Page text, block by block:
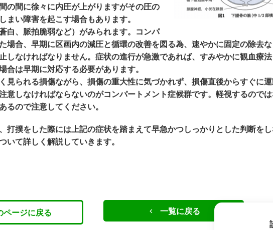
の間に徐々に内圧が上がりますがその圧の
い障害を起こす場合もあります。
白、脈拍脆弱など）がみられます。コンパ
場合、早期に区画内の減圧と循環の改善を図る為、速やかに固定の除去
しなければなりません。症状の進行が急激であれば、すみやかに観血療法
は早期に対応する必要があります。
見られる損傷ながら、損傷の重大性に気づかれず、損傷直後からすぐに
意しなければならないのがコンパートメント症候群です。軽視するので
るので注意してください。
打撲をした際には上記の症状を踏まえて早急かつしっかりとした判断を
いて詳しく解説していきます。
ページに戻る 一覧に戻る